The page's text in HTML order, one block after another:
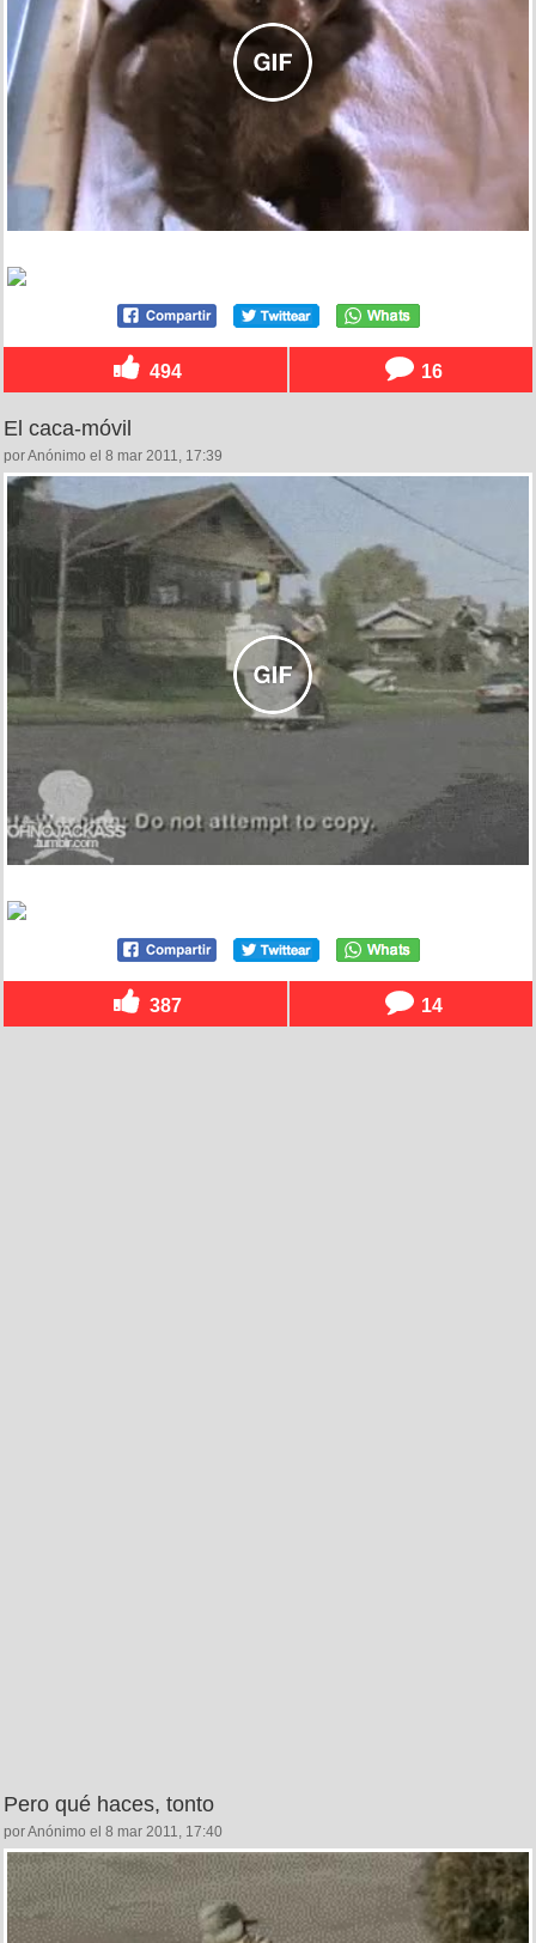
494 16
El caca-móvil
por Anónimo el 8 mar 2011, 17:39
387 14
Pero qué haces, tonto
por Anónimo el 8 mar 2011, 17:40